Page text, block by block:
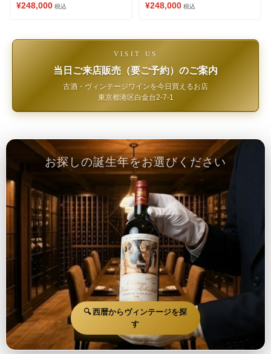
¥248,000 税込 ¥248,000 税込
VISIT US
当日ご来店販売（要ご予約）のご案内
古酒・ヴィンテージワインを今日買えるお店
東京都港区白金台2-7-1
お探しの誕生年をお選びください
🔍 西暦からヴィンテージを探
す